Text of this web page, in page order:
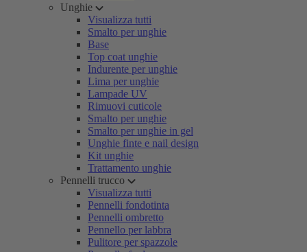
Unghie
Visualizza tutti
Smalto per unghie
Base
Top coat unghie
Indurente per unghie
Lima per unghie
Lampade UV
Rimuovi cuticole
Smalto per unghie
Smalto per unghie in gel
Unghie finte e nail design
Kit unghie
Trattamento unghie
Pennelli trucco
Visualizza tutti
Pennelli fondotinta
Pennelli ombretto
Pennello per labbra
Pulitore per spazzole